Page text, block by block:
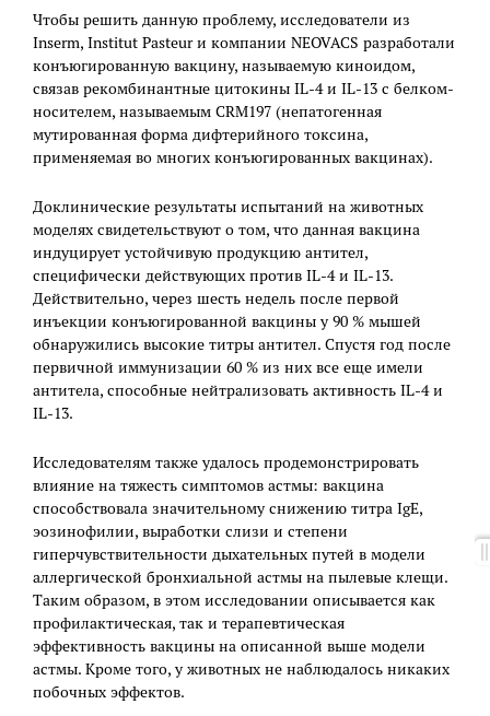
Чтобы решить данную проблему, исследователи из
Inserm, Institut Pasteur и компании NEOVACS разработали
конъюгированную вакцину, называемую киноидом,
связав рекомбинантные цитокины IL-4 и IL-13 с белком-
носителем, называемым CRM197 (непатогенная
мутированная форма дифтерийного токсина,
применяемая во многих конъюгированных вакцинах).
Доклинические результаты испытаний на животных
моделях свидетельствуют о том, что данная вакцина
индуцирует устойчивую продукцию антител,
специфически действующих против IL-4 и IL-13.
Действительно, через шесть недель после первой
инъекции конъюгированной вакцины у 90 % мышей
обнаружились высокие титры антител. Спустя год после
первичной иммунизации 60 % из них все еще имели
антитела, способные нейтрализовать активность IL-4 и
IL-13.
Исследователям также удалось продемонстрировать
влияние на тяжесть симптомов астмы: вакцина
способствовала значительному снижению титра IgE,
эозинофилии, выработки слизи и степени
гиперчувствительности дыхательных путей в модели
аллергической бронхиальной астмы на пылевые клещи.
Таким образом, в этом исследовании описывается как
профилактическая, так и терапевтическая
эффективность вакцины на описанной выше модели
астмы. Кроме того, у животных не наблюдалось никаких
побочных эффектов.